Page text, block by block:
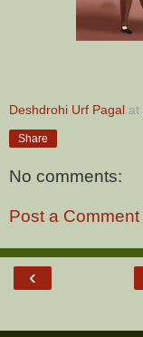
Deshdrohi Urf Pagal at
Share
No comments:
Post a Comment
‹